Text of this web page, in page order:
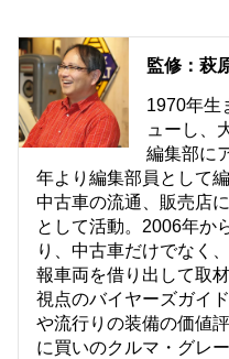
監修：萩
1970年生
ューし、
編集部に
年より編集部員として
中古車の流通、販売店
として活動。2006年か
り、中古車だけでなく
報車両を借り出して取
視点のバイヤーズガイ
や流行りの装備の価値
に買いのクルマ・グレ